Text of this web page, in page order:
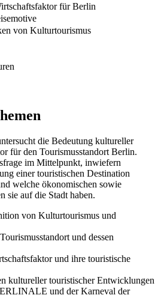
für Berlin
von Kulturtourismus
die Bedeutung kultureller
für den Tourismusstandort Berlin.
im Mittelpunkt, inwiefern
einer touristischen Destination
welche ökonomischen sowie
sie auf die Stadt haben.
von Kulturtourismus und
und dessen
und ihre touristische
kultureller touristischer Entwicklungen
und der Karneval der